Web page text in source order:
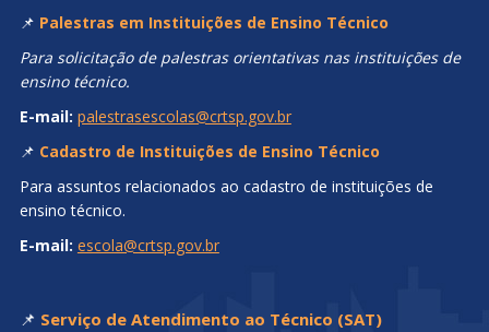
📌 Palestras em Instituições de Ensino Técnico
Para solicitação de palestras orientativas nas instituições de
ensino técnico.
E-mail: palestrasescolas@crtsp.gov.br
📌 Cadastro de Instituições de Ensino Técnico
Para assuntos relacionados ao cadastro de instituições de
ensino técnico.
E-mail: escola@crtsp.gov.br
📌 Serviço de Atendimento ao Técnico (SAT)